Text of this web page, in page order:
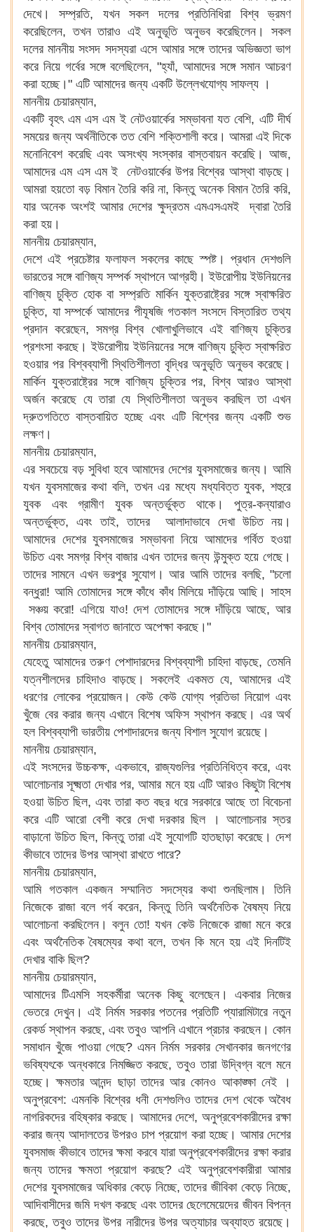
দেখে। সম্প্রতি, যখন সকল দলের প্রতিনিধিরা বিশ্ব ভ্রমণ
করেছিলেন, তখন তারাও এই অনুভূতি অনুভব করেছিলেন। সকল
দলের মাননীয় সংসদ সদস্যরা এসে আমার সঙ্গে তাদের অভিজ্ঞতা ভাগ
করে নিয়ে গর্বের সঙ্গে বলেছিলেন, "হ্যাঁ, আমাদের সঙ্গে সমান আচরণ
করা হচ্ছে।" এটি আমাদের জন্য একটি উল্লেখযোগ্য সাফল্য ।
মাননীয় চেয়ারম্যান,
একটি বৃহৎ এম এস এম ই নেটওয়ার্কের সম্ভাবনা যত বেশি, এটি দীর্ঘ
সময়ের জন্য অর্থনীতিকে তত বেশি শক্তিশালী করে। আমরা এই দিকে
মনোনিবেশ করেছি এবং অসংখ্য সংস্কার বাস্তবায়ন করেছি। আজ,
আমাদের এম এস এম ই নেটওয়ার্কের উপর বিশ্বের আস্থা বাড়ছে।
আমরা হয়তো বড় বিমান তৈরি করি না, কিন্তু অনেক বিমান তৈরি করি,
যার অনেক অংশই আমার দেশের ক্ষুদ্রতম এমএসএমই দ্বারা তৈরি
করা হয়।
মাননীয় চেয়ারম্যান,
দেশে এই প্রচেষ্টার ফলাফল সকলের কাছে স্পষ্ট। প্রধান দেশগুলি
ভারতের সঙ্গে বাণিজ্য সম্পর্ক স্থাপনে আগ্রহী। ইউরোপীয় ইউনিয়নের
বাণিজ্য চুক্তি হোক বা সম্প্রতি মার্কিন যুক্তরাষ্ট্রের সঙ্গে স্বাক্ষরিত
চুক্তি, যা সম্পর্কে আমাদের পীযূষজি গতকাল সংসদে বিস্তারিত তথ্য
প্রদান করেছেন, সমগ্র বিশ্ব খোলাখুলিভাবে এই বাণিজ্য চুক্তির
প্রশংসা করছে। ইউরোপীয় ইউনিয়নের সঙ্গে বাণিজ্য চুক্তি স্বাক্ষরিত
হওয়ার পর বিশ্বব্যাপী স্থিতিশীলতা বৃদ্ধির অনুভূতি অনুভব করেছে।
মার্কিন যুক্তরাষ্ট্রের সঙ্গে বাণিজ্য চুক্তির পর, বিশ্ব আরও আস্থা
অর্জন করেছে যে তারা যে স্থিতিশীলতা অনুভব করছিল তা এখন
দ্রুতগতিতে বাস্তবায়িত হচ্ছে এবং এটি বিশ্বের জন্য একটি শুভ
লক্ষণ।
মাননীয় চেয়ারম্যান,
এর সবচেয়ে বড় সুবিধা হবে আমাদের দেশের যুবসমাজের জন্য। আমি
যখন যুবসমাজের কথা বলি, তখন এর মধ্যে মধ্যবিত্ত যুবক, শহুরে
যুবক এবং গ্রামীণ যুবক অন্তর্ভুক্ত থাকে। পুত্র-কন্যারাও
অন্তর্ভুক্ত, এবং তাই, তাদের আলাদাভাবে দেখা উচিত নয়।
আমাদের দেশের যুবসমাজের সম্ভাবনা নিয়ে আমাদের গর্বিত হওয়া
উচিত এবং সমগ্র বিশ্ব বাজার এখন তাদের জন্য উন্মুক্ত হয়ে গেছে।
তাদের সামনে এখন ভরপুর সুযোগ। আর আমি তাদের বলছি, "চলো
বন্ধুরা! আমি তোমাদের সঙ্গে কাঁধে কাঁধ মিলিয়ে দাঁড়িয়ে আছি। সাহস
সঞ্চয় করো! এগিয়ে যাও! দেশ তোমাদের সঙ্গে দাঁড়িয়ে আছে, আর
বিশ্ব তোমাদের স্বাগত জানাতে অপেক্ষা করছে।"
মাননীয় চেয়ারম্যান,
যেহেতু আমাদের তরুণ পেশাদারদের বিশ্বব্যাপী চাহিদা বাড়ছে, তেমনি
যত্নশীলদের চাহিদাও বাড়ছে। সকলেই একমত যে, আমাদের এই
ধরণের লোকের প্রয়োজন। কেউ কেউ যোগ্য প্রতিভা নিয়োগ এবং
খুঁজে বের করার জন্য এখানে বিশেষ অফিস স্থাপন করছে। এর অর্থ
হল বিশ্বব্যাপী ভারতীয় পেশাদারদের জন্য বিশাল সুযোগ রয়েছে।
মাননীয় চেয়ারম্যান,
এই সংসদের উচ্চকক্ষ, একভাবে, রাজ্যগুলির প্রতিনিধিত্ব করে, এবং
আলোচনার সূক্ষ্মতা দেখার পর, আমার মনে হয় এটি আরও কিছুটা বিশেষ
হওয়া উচিত ছিল, এবং তারা কত বছর ধরে সরকারে আছে তা বিবেচনা
করে এটি আরো বেশী করে দেখা দরকার ছিল । আলোচনার স্তর
বাড়ানো উচিত ছিল, কিন্তু তারা এই সুযোগটি হাতছাড়া করেছে। দেশ
কীভাবে তাদের উপর আস্থা রাখতে পারে?
মাননীয় চেয়ারম্যান,
আমি গতকাল একজন সম্মানিত সদস্যের কথা শুনছিলাম। তিনি
নিজেকে রাজা বলে গর্ব করেন, কিন্তু তিনি অর্থনৈতিক বৈষম্য নিয়ে
আলোচনা করছিলেন। বলুন তো! যখন কেউ নিজেকে রাজা মনে করে
এবং অর্থনৈতিক বৈষম্যের কথা বলে, তখন কি মনে হয় এই দিনটিই
দেখার বাকি ছিল?
মাননীয় চেয়ারম্যান,
আমাদের টিএমসি সহকর্মীরা অনেক কিছু বলেছেন। একবার নিজের
ভেতরে দেখুন। এই নির্মম সরকার পতনের প্রতিটি প্যারামিটারে নতুন
রেকর্ড স্থাপন করছে, এবং তবুও আপনি এখানে প্রচার করছেন। কোন
সমাধান খুঁজে পাওয়া গেছে? এমন নির্মম সরকার সেখানকার জনগণের
ভবিষ্যৎকে অন্ধকারে নিমজ্জিত করছে, তবুও তারা উদ্বিগ্ন বলে মনে
হচ্ছে। ক্ষমতার আনন্দ ছাড়া তাদের আর কোনও আকাঙ্ক্ষা নেই ।
অনুপ্রবেশ: এমনকি বিশ্বের ধনী দেশগুলিও তাদের দেশ থেকে অবৈধ
নাগরিকদের বহিষ্কার করছে। আমাদের দেশে, অনুপ্রবেশকারীদের রক্ষা
করার জন্য আদালতের উপরও চাপ প্রয়োগ করা হচ্ছে। আমার দেশের
যুবসমাজ কীভাবে তাদের ক্ষমা করবে যারা অনুপ্রবেশকারীদের রক্ষা করার
জন্য তাদের ক্ষমতা প্রয়োগ করছে? এই অনুপ্রবেশকারীরা আমার
দেশের যুবসমাজের অধিকার কেড়ে নিচ্ছে, তাদের জীবিকা কেড়ে নিচ্ছে,
আদিবাসীদের জমি দখল করছে এবং তাদের ছেলেমেয়েদের জীবন বিপন্ন
করছে, তবুও তাদের উপর নারীদের উপর অত্যাচার অব্যাহত রয়েছে।